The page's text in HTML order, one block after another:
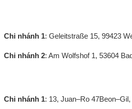
Chi nhánh 1: Geleitstraße 15, 99423
Chi nhánh 2: Am Wolfshof 1, 53604
Chi nhánh 1: 13, Juan–Ro